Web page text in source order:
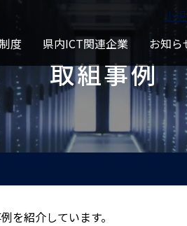
⼩
度 県内ICT関連企業 お知ら
取組事例
を紹介しています。